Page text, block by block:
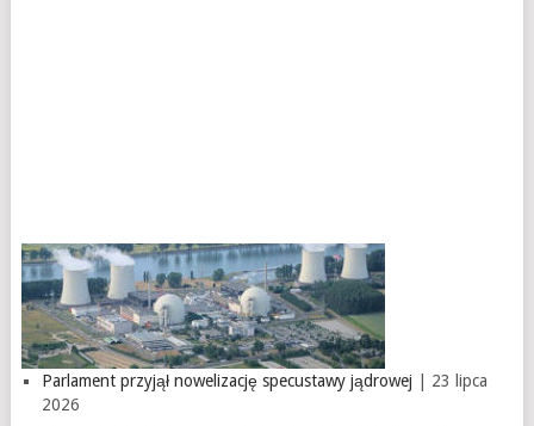
Parlament przyjął nowelizację specustawy jądrowej | 23 lipca
2026